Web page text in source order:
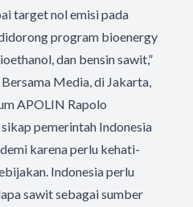
target nol emisi pada
program bioenergy
dan bensin sawit,”
Media, di Jakarta,
APOLIN Rapolo
pemerintah Indonesia
karena perlu kehati-
Indonesia perlu
sawit sebagai sumber